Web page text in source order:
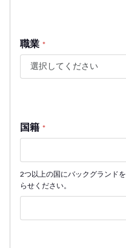
職業 *
国籍 *
2つ以上の国にバックグランド
らせください。